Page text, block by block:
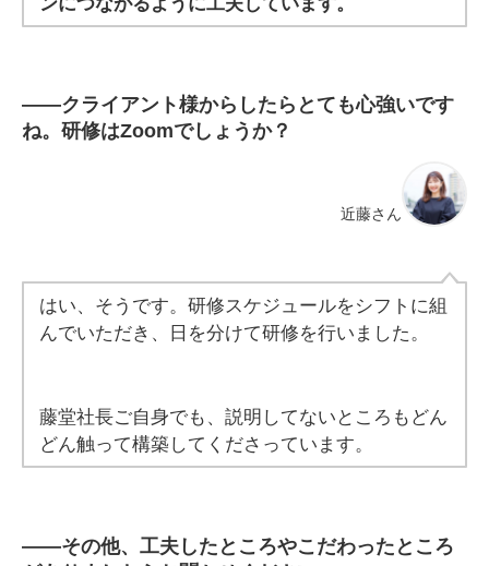
――クライアント様からしたらとても心強いです
ね。研修はZoomでしょうか？
近藤さん
はい、そうです。研修スケジュールをシフトに組
んでいただき、日を分けて研修を行いました。
藤堂社長ご自身でも、説明してないところもどん
どん触って構築してくださっています。
――その他、工夫したところやこだわったところ